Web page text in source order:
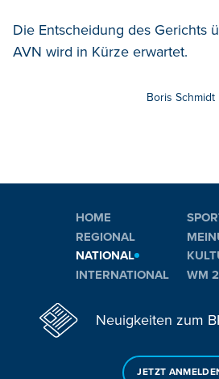
Die Entscheidung des Gerichts
AVN wird in Kürze erwartet.
Boris Schmidt
HOME
REGIONAL
NATIONAL
INTERNATIONAL
WM
Neuigkeiten zum
JETZT